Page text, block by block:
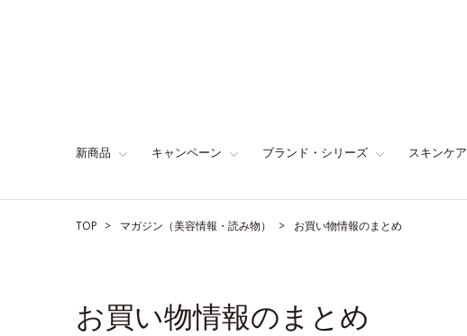
新商品 キャンペーン ブランド・シリーズ スキンケア
TOP マガジン（美容情報・読み物） お買い物情報のまとめ
お買い物情報のまとめ